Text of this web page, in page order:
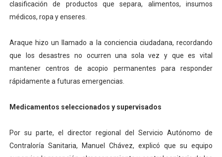
clasificación de productos que separa, alimentos, insumos
médicos, ropa y enseres.
Araque hizo un llamado a la conciencia ciudadana, recordando
que los desastres no ocurren una sola vez y que es vital
mantener centros de acopio permanentes para responder
rápidamente a futuras emergencias.
Medicamentos seleccionados y supervisados
Por su parte, el director regional del Servicio Autónomo de
Contraloría Sanitaria, Manuel Chávez, explicó que su equipo